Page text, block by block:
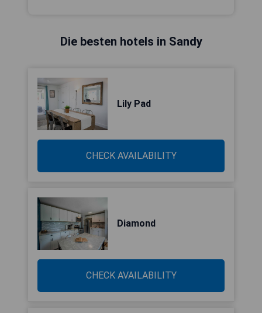
Die besten hotels in Sandy
Lily Pad
CHECK AVAILABILITY
Diamond
CHECK AVAILABILITY